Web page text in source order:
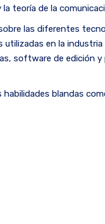
la teoría de la
las diferentes
utilizadas en la industria
software de edición
habilidades blandas